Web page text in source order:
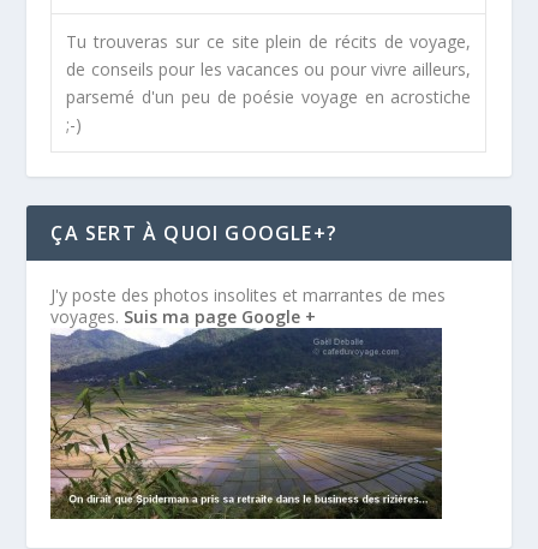
Tu trouveras sur ce site plein de récits de voyage,
de conseils pour les vacances ou pour vivre ailleurs,
parsemé d'un peu de poésie voyage en acrostiche
;-)
ÇA SERT À QUOI GOOGLE+?
J'y poste des photos insolites et marrantes de mes
voyages. Suis ma page Google +